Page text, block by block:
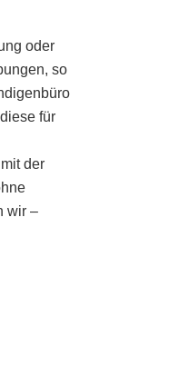
oder
so
für
der
wir –